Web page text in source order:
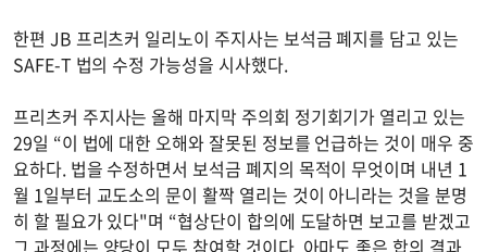
한편 JB 프리츠커 일리노이 주지사는 보석금 폐지를 담고 있는
SAFE-T 법의 수정 가능성을 시사했다.
프리츠커 주지사는 올해 마지막 주의회 정기회기가 열리고 있는
29일 “이 법에 대한 오해와 잘못된 정보를 언급하는 것이 매우 중
요하다. 법을 수정하면서 보석금 폐지의 목적이 무엇이며 내년 1
월 1일부터 교도소의 문이 활짝 열리는 것이 아니라는 것을 분명
히 할 필요가 있다"며 “협상단이 합의에 도달하면 보고를 받겠고
그 과정에는 양당이 모두 참여할 것이다. 아마도 좋은 합의 결과